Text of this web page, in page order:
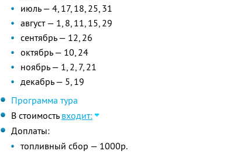
июль — 4, 17, 18, 25, 31
август — 1, 8, 11, 15, 29
сентябрь — 12, 26
октябрь — 10, 24
ноябрь — 1, 2, 7, 21
декабрь — 5, 19
Программа тура
В стоимость входит:
Доплаты:
топливный сбор — 1000р.